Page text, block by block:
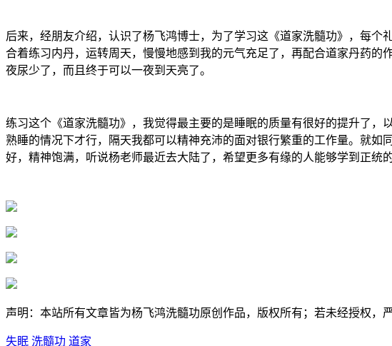
后来，经朋友介绍，认识了杨飞鸿博士，为了学习这《道家洗髓功》，每
合着练习内丹，运转周天，慢慢地感到我的元气充足了，再配合道家丹药
夜尿少了，而且终于可以一夜到天亮了。
练习这个《道家洗髓功》，我觉得最主要的是睡眠的质量有很好的提升了
熟睡的情况下才行，隔天我都可以精神充沛的面对银行繁重的工作量。就
好，精神饱满，听说杨老师最近去大陆了，希望更多有缘的人能够学到正统
声明：本站所有文章皆为杨飞鸿洗髓功原创作品，版权所有；若未经授权，
失眠 洗髓功 道家